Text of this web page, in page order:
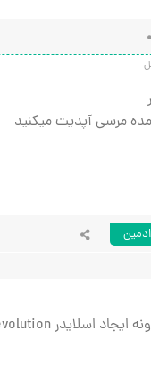
مرسی آپدیت میکنید
ادمین